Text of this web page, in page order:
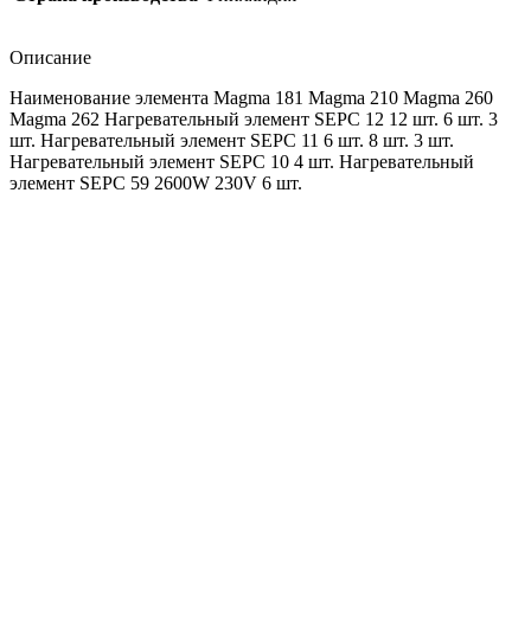
Описание
Наименование элемента Magma 181 Magma 210 Magma 260
Magma 262 Нагревательный элемент SEPC 12 12 шт. 6 шт. 3
шт. Нагревательный элемент SEPC 11 6 шт. 8 шт. 3 шт.
Нагревательный элемент SEPC 10 4 шт. Нагревательный
элемент SEPC 59 2600W 230V 6 шт.